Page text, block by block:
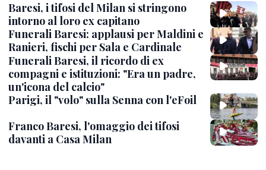
Baresi, i tifosi del Milan si stringono
intorno al loro ex capitano
Funerali Baresi: applausi per Maldini e
Ranieri, fischi per Sala e Cardinale
Funerali Baresi, il ricordo di ex
compagni e istituzioni: "Era un padre,
un'icona del calcio"
Parigi, il "volo" sulla Senna con l'eFoil
Franco Baresi, l'omaggio dei tifosi
davanti a Casa Milan